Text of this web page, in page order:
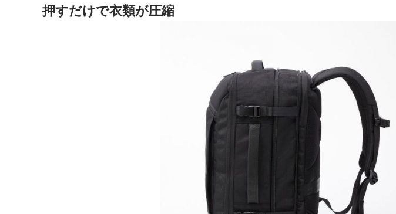
押すだけで衣類が圧縮